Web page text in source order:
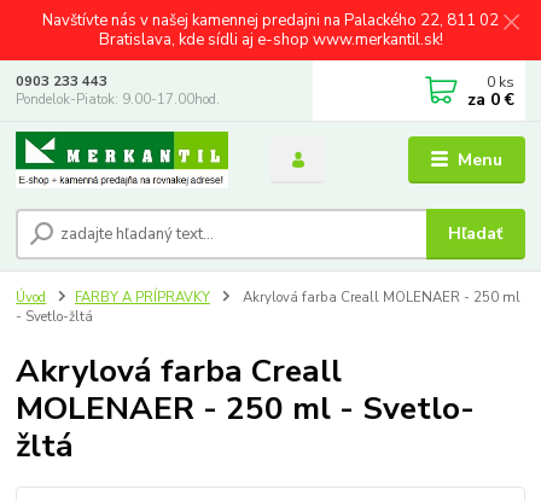
Navštívte nás v našej kamennej predajni na Palackého 22, 811 02
Bratislava, kde sídli aj e-shop www.merkantil.sk!
Menu
Hľadať
0903 233 443
Pondelok-Piatok: 9.00-17.00hod.
0 ks
za 0 €
Úvod FARBY A PRÍPRAVKY
Akrylová farba Creall MOLENAER - 250 ml
- Svetlo-žltá
Akrylová farba Creall
MOLENAER - 250 ml - Svetlo-
žltá